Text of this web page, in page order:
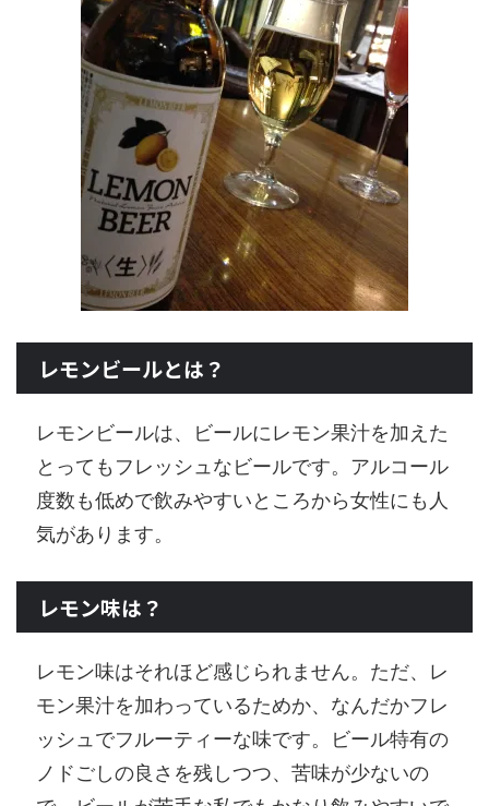
レモンビールとは？
レモンビールは、ビールにレモン果汁を加えた
とってもフレッシュなビールです。アルコール
度数も低めで飲みやすいところから女性にも人
気があります。
レモン味は？
レモン味はそれほど感じられません。ただ、レ
モン果汁を加わっているためか、なんだかフレ
ッシュでフルーティーな味です。ビール特有の
ノドごしの良さを残しつつ、苦味が少ないの